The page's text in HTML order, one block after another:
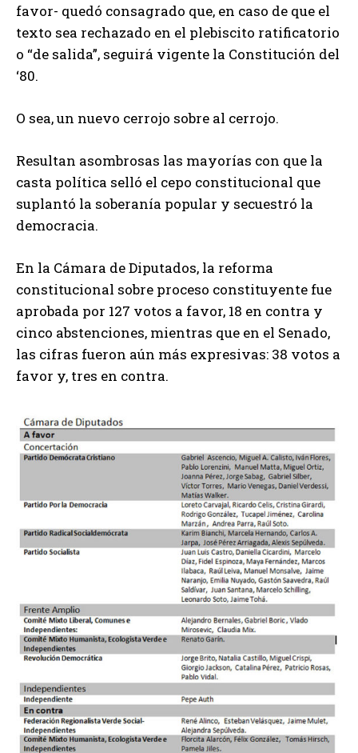
favor- quedó consagrado que, en caso de que el
texto sea rechazado en el plebiscito ratificatorio
o “de salida”, seguirá vigente la Constitución del
‘80.
O sea, un nuevo cerrojo sobre al cerrojo.
Resultan asombrosas las mayorías con que la
casta política selló el cepo constitucional que
suplantó la soberanía popular y secuestró la
democracia.
En la Cámara de Diputados, la reforma
constitucional sobre proceso constituyente fue
aprobada por 127 votos a favor, 18 en contra y
cinco abstenciones, mientras que en el Senado,
las cifras fueron aún más expresivas: 38 votos a
favor y, tres en contra.